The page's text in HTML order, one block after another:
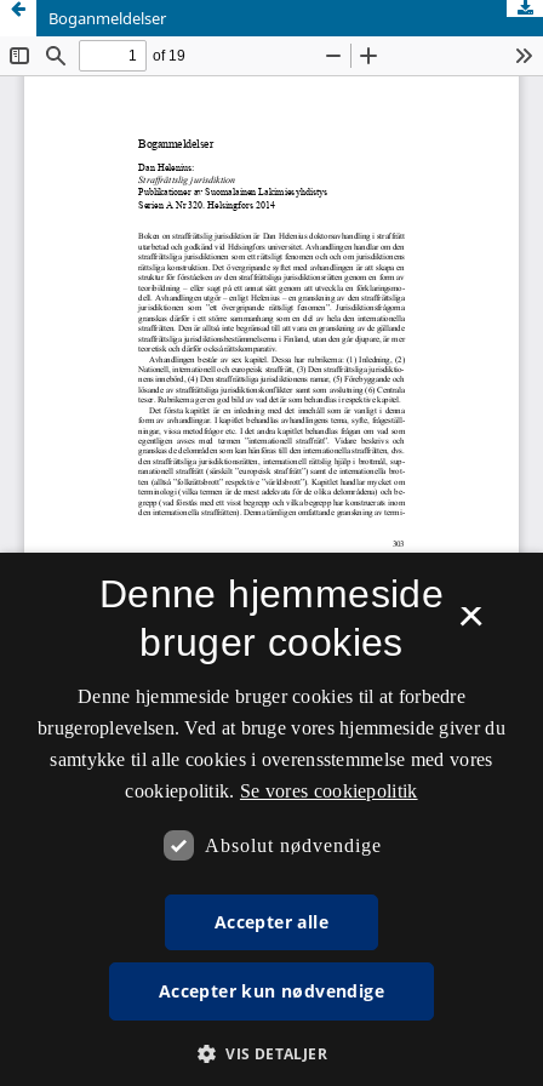
Boganmeldelser
×
Denne hjemmeside
bruger cookies
Denne hjemmeside bruger cookies til at forbedre
brugeroplevelsen. Ved at bruge vores hjemmeside giver du
samtykke til alle cookies i overensstemmelse med vores
cookiepolitik. Se vores cookiepolitik
Absolut nødvendige
Accepter alle
Accepter kun nødvendige
VIS DETALJER